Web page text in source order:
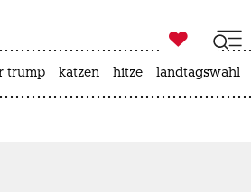

taz zahl ich
trump katzen hitze landtagswahl